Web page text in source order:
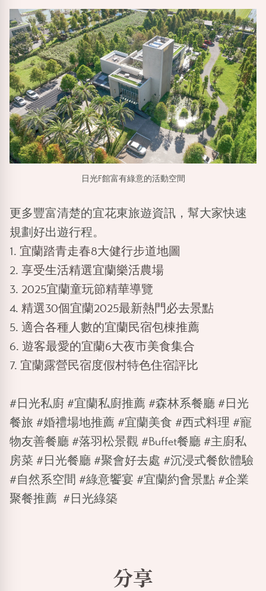
日光F館富有綠意的活動空間
更多豐富清楚的宜花東旅遊資訊，幫大家快速
規劃好出遊行程。
1. 宜蘭踏青走春8大健行步道地圖
2. 享受生活精選宜蘭樂活農場
3. 2025宜蘭童玩節精華導覽
4. 精選30個宜蘭2025最新熱門必去景點
5. 適合各種人數的宜蘭民宿包棟推薦
6. 遊客最愛的宜蘭6大夜市美食集合
7. 宜蘭露營民宿度假村特色住宿評比
#日光私廚 #宜蘭私廚推薦 #森林系餐廳 #日光
餐旅 #婚禮場地推薦 #宜蘭美食 #西式料理 #寵
物友善餐廳 #落羽松景觀 #Buffet餐廳 #主廚私
房菜 #日光餐廳 #聚會好去處 #沉浸式餐飲體驗
#自然系空間 #綠意饗宴 #宜蘭約會景點 #企業
聚餐推薦 #日光綠築
分享